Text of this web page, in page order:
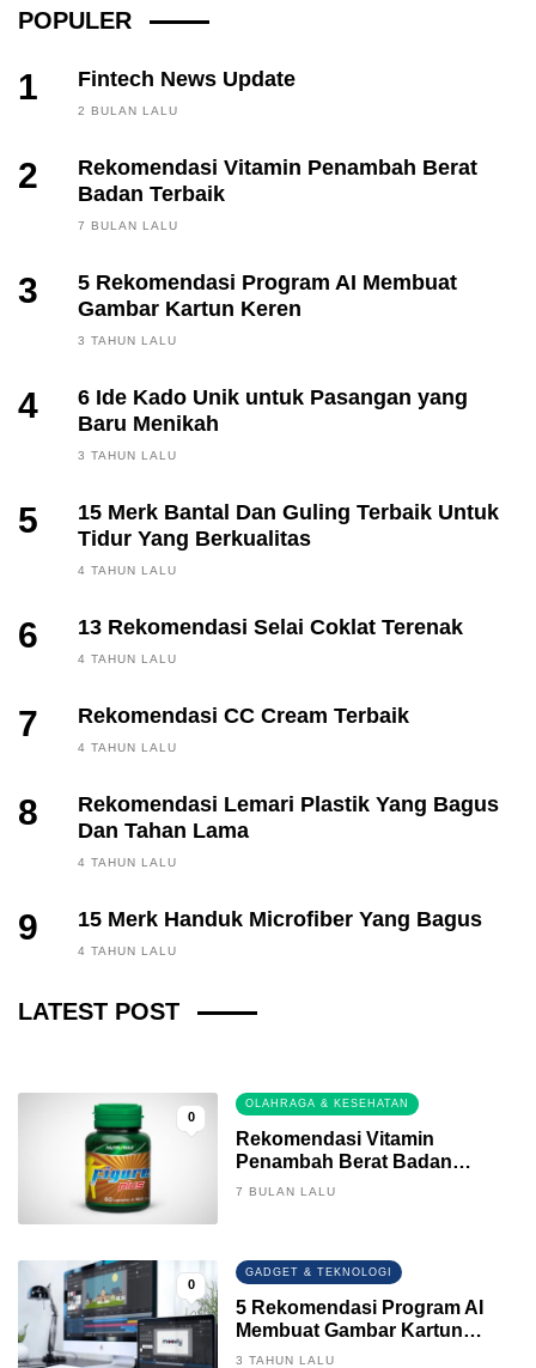
menenangkan. Aroma...
POPULER
1 Fintech News Update
2 BULAN LALU
2
Rekomendasi Vitamin Penambah Berat
Badan Terbaik
7 BULAN LALU
3
5 Rekomendasi Program AI Membuat
Gambar Kartun Keren
3 TAHUN LALU
4
6 Ide Kado Unik untuk Pasangan yang
Baru Menikah
3 TAHUN LALU
5
15 Merk Bantal Dan Guling Terbaik Untuk
Tidur Yang Berkualitas
4 TAHUN LALU
6 13 Rekomendasi Selai Coklat Terenak
4 TAHUN LALU
7 Rekomendasi CC Cream Terbaik
4 TAHUN LALU
8
Rekomendasi Lemari Plastik Yang Bagus
Dan Tahan Lama
4 TAHUN LALU
9 15 Merk Handuk Microfiber Yang Bagus
4 TAHUN LALU
LATEST POST
FINANCE, INVESTING
2 BULAN LALU
0
OLAHRAGA & KESEHATAN
Rekomendasi Vitamin
Penambah Berat Badan
Terbaik
7 BULAN LALU
0
GADGET & TEKNOLOGI
5 Rekomendasi Program AI
Membuat Gambar Kartun
Keren
3 TAHUN LALU